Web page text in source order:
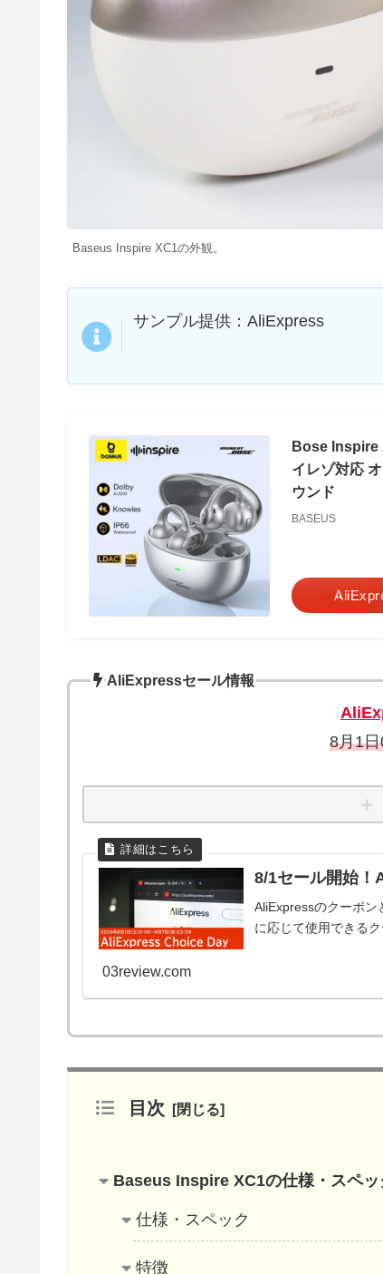
Baseus Inspire XC1の外観。
サンプル提供：AliExpress
Bose Inspire
イレゾ対応
ウンド
BASEUS
AliExpressセール情報
8月1
8/1セール開始！
AliExpressのクーポン
に応じて使用できる
03review.com
目次
Baseus Inspire XC1の仕様・スペッ
仕様・スペック
特徴